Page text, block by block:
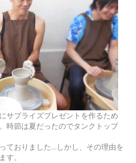
サプライズプレゼントを作るため
時節は夏だったのでタンクトップ
ておりました…しかし、その理由を
す。